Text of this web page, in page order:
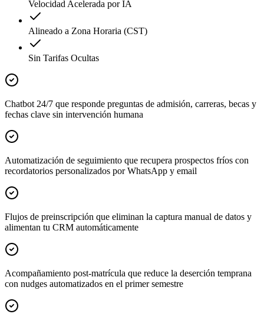
Velocidad Acelerada por IA
Alineado a Zona Horaria (CST)
Sin Tarifas Ocultas
Chatbot 24/7 que responde preguntas de admisión, carreras, becas y
fechas clave sin intervención humana
Automatización de seguimiento que recupera prospectos fríos con
recordatorios personalizados por WhatsApp y email
Flujos de preinscripción que eliminan la captura manual de datos y
alimentan tu CRM automáticamente
Acompañamiento post-matrícula que reduce la deserción temprana
con nudges automatizados en el primer semestre